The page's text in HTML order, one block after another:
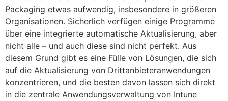
Packaging etwas aufwendig, insbesondere in größeren
Organisationen. Sicherlich verfügen einige Programme
über eine integrierte automatische Aktualisierung, aber
nicht alle – und auch diese sind nicht perfekt. Aus
diesem Grund gibt es eine Fülle von Lösungen, die sich
auf die Aktualisierung von Drittanbieteranwendungen
konzentrieren, und die besten davon lassen sich direkt
in die zentrale Anwendungsverwaltung von Intune